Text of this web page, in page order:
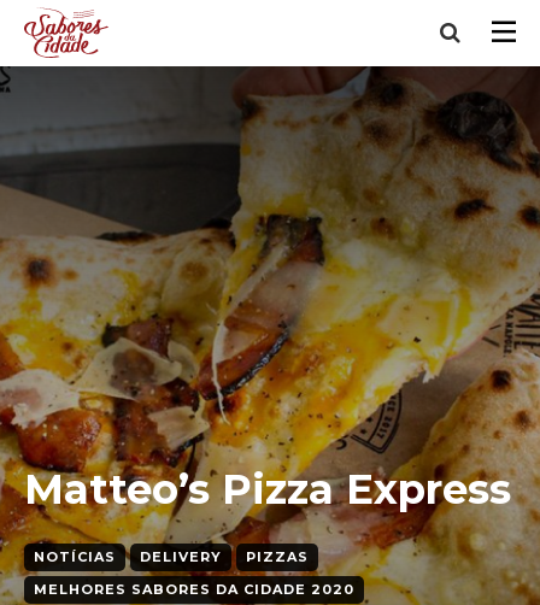
Matteo’s Pizza Express
NOTÍCIAS DELIVERY
PIZZAS
MELHORES SABORES DA CIDADE 2020